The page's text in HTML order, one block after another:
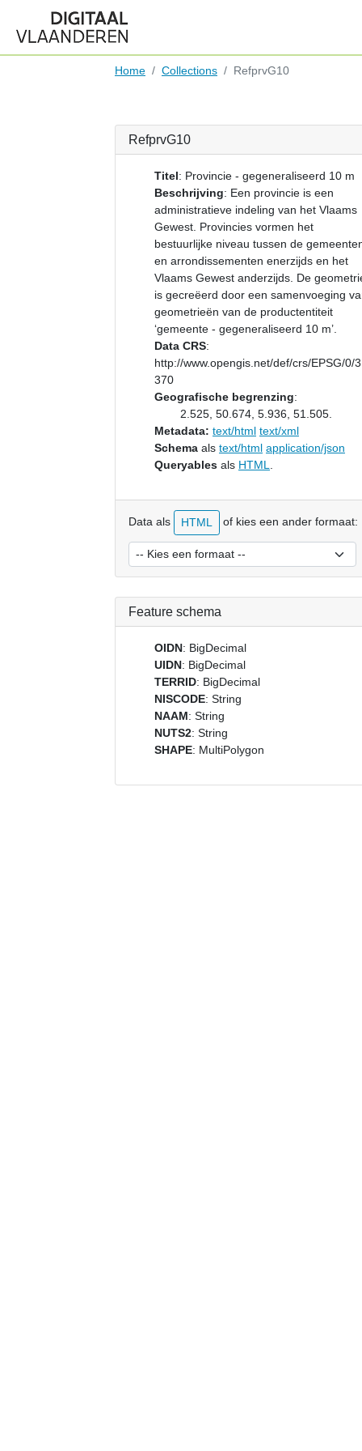
Home Collections RefprvG10
RefprvG10
Titel: Provincie - gegeneraliseerd 10 m
Beschrijving: Een provincie is een
administratieve indeling van het Vlaams
Gewest. Provincies vormen het
bestuurlijke niveau tussen de
en arrondissementen enerzijds en het
Vlaams Gewest anderzijds. De
is gecreëerd door een samenvoeging
geometrieën van de productentiteit
‘gemeente - gegeneraliseerd 10 m’.
Data CRS:
http://www.opengis.net/def/crs/EPSG/0/
370
Geografische begrenzing:
2.525, 50.674, 5.936, 51.505.
Metadata: text/html text/xml
Schema als text/html application/json
Queryables als HTML
Data als HTML of kies een ander formaat:
Feature schema
OIDN: BigDecimal
UIDN: BigDecimal
TERRID: BigDecimal
NISCODE: String
NAAM: String
NUTS2: String
SHAPE: MultiPolygon